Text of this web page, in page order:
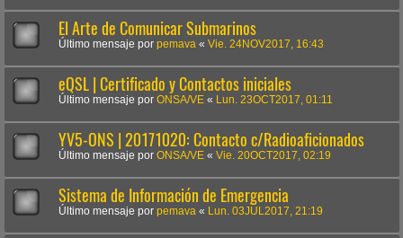
El Arte de Comunicar Submarinos
Último mensaje por pemava « Vie. 24NOV2017, 16:43
eQSL | Certificado y Contactos iniciales
Último mensaje por ONSA/VE « Lun. 23OCT2017, 01:11
YV5-ONS | 20171020: Contacto c/Radioaficionados
Último mensaje por ONSA/VE « Vie. 20OCT2017, 02:19
Sistema de Información de Emergencia
Último mensaje por pemava « Lun. 03JUL2017, 21:19